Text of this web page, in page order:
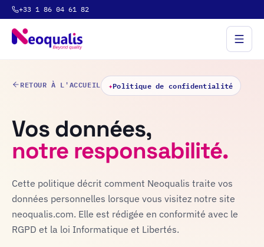
+33 1 86 04 61 82
RETOUR À L'ACCUEIL ✦Politique de confidentialité
Vos données,
notre responsabilité.
Cette politique décrit comment Neoqualis traite vos
données personnelles lorsque vous visitez notre site
neoqualis.com. Elle est rédigée en conformité avec le
RGPD et la loi Informatique et Libertés.